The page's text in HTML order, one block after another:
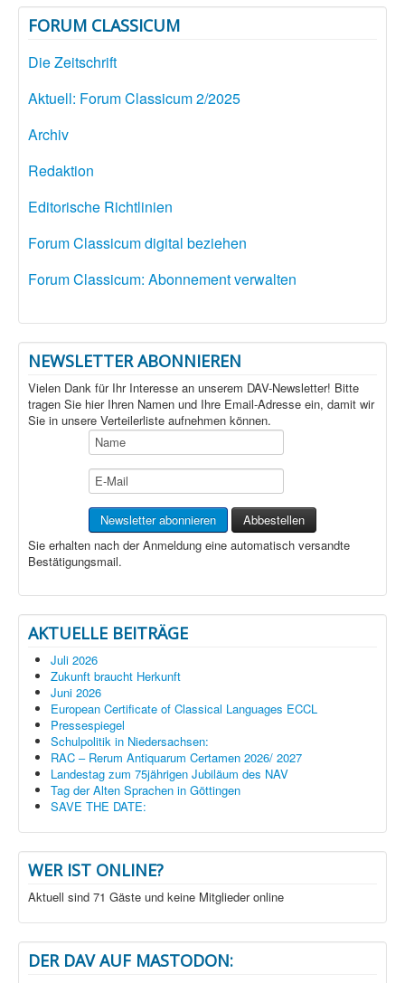
FORUM CLASSICUM
Die Zeitschrift
Aktuell: Forum Classicum 2/2025
Archiv
Redaktion
Editorische Richtlinien
Forum Classicum digital beziehen
Forum Classicum: Abonnement verwalten
NEWSLETTER ABONNIEREN
Vielen Dank für Ihr Interesse an unserem DAV-Newsletter! Bitte
tragen Sie hier Ihren Namen und Ihre Email-Adresse ein, damit wir
Sie in unsere Verteilerliste aufnehmen können.
Sie erhalten nach der Anmeldung eine automatisch versandte
Bestätigungsmail.
AKTUELLE BEITRÄGE
Juli 2026
Zukunft braucht Herkunft
Juni 2026
European Certificate of Classical Languages ECCL
Pressespiegel
Schulpolitik in Niedersachsen:
RAC – Rerum Antiquarum Certamen 2026/ 2027
Landestag zum 75jährigen Jubiläum des NAV
Tag der Alten Sprachen in Göttingen
SAVE THE DATE:
WER IST ONLINE?
Aktuell sind 71 Gäste und keine Mitglieder online
DER DAV AUF MASTODON: